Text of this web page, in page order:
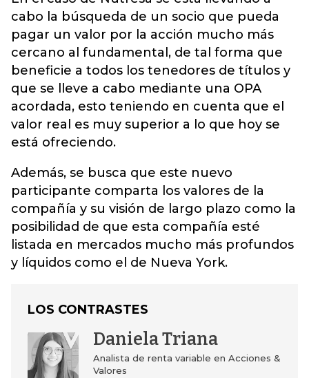
cabo la búsqueda de un socio que pueda
pagar un valor por la acción mucho más
cercano al fundamental, de tal forma que
beneficie a todos los tenedores de títulos y
que se lleve a cabo mediante una OPA
acordada, esto teniendo en cuenta que el
valor real es muy superior a lo que hoy se
está ofreciendo.
Además, se busca que este nuevo
participante comparta los valores de la
compañía y su visión de largo plazo como la
posibilidad de que esta compañía esté
listada en mercados mucho más profundos
y líquidos como el de Nueva York.
LOS CONTRASTES
Daniela Triana
Analista de renta variable en Acciones &
Valores